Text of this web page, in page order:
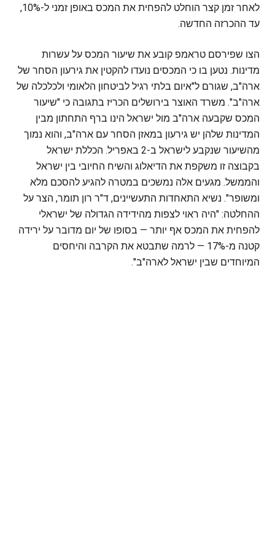
לאחר זמן קצר הוחלט להפחית את המכס באופן זמני ל-10%,
עד ההכרזה החדשה.
הצו שפירסם טראמפ קובע את שיעור המכס על עשרות
מדינות. נטען בו כי המכסים נועדו להקטין את גירעון הסחר של
ארה"ב, שגורם ל"איום בלתי רגיל לביטחון הלאומי ולכלכלה של
ארה"ב". משרד האוצר בירושלים הכריז בתגובה כי "שיעור
המכס שקבעה ארה"ב מול ישראל הינו ברף התחתון מבין
המדינות שלהן יש גירעון במאזן הסחר עם ארה"ב, והוא נמוך
מהשיעור שנקבע לישראל ב-2 באפריל. הכללת ישראל
בקבוצה זו משקפת את הדיאלוג והשיח החיובי בין ישראל
והממשל. מגעים אלה נמשכים במטרה להגיע להסכם מלא
ומשופר". נשיא התאחדות התעשיינים, ד"ר רון תומר, הצר על
ההחלטה: "היה ראוי לצפות מהידידה הגדולה של ישראלי
להפחית את המכס אף יותר — בסופו של יום מדובר על ירידה
קטנה מ-17% — לרמה שתבטא את הקרבה והיחסים
המיוחדים שבין ישראל לארה"ב".